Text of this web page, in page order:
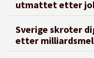
utmattet etter
Sverige skroter
etter